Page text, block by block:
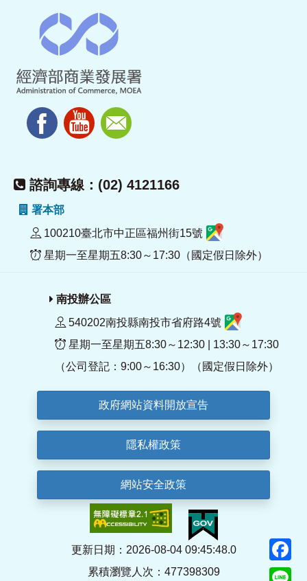
諮詢專線：(02) 4121166
署本部
100210臺北市中正區福州街15號
星期一至星期五8:30～17:30（國定假日除外）
南投辦公區
540202南投縣南投市省府路4號
星期一至星期五8:30～12:30 | 13:30～17:30
（公司登記：9:00～16:30）（國定假日除外）
政府網站資料開放宣告
隱私權政策
網站安全政策
更新日期：2026-08-04 09:45:48.0
累積瀏覽人次：477398309